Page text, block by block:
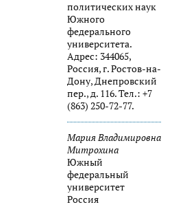
политических наук
Южного
федерального
университета.
Адрес: 344065,
Россия, г. Ростов-на-
Дону, Днепровский
пер., д. 116. Тел.: +7
(863) 250-72-77.
Мария Владимировна
Митрохина
Южный
федеральный
университет
Россия